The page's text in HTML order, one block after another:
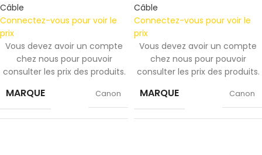
TAILLE
Câble
Connectez-vous pour voir le
prix
Vous devez avoir un compte
chez nous pour pouvoir
consulter les prix des produits.
MARQUE Canon
Câble
Connectez-vous pour voir le
prix
Vous devez avoir un compte
chez nous pour pouvoir
consulter les prix des produits.
MARQUE Canon